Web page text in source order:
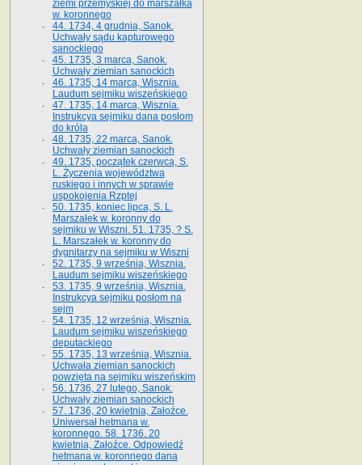
ziemi przemyskiej do marszałka
w. koronnego
44. 1734, 4 grudnia, Sanok.
Uchwały sądu kapturowego
sanockiego
45. 1735, 3 marca, Sanok.
Uchwały ziemian sanockich
46. 1735, 14 marca, Wisznia.
Laudum sejmiku wiszeńskiego
47. 1735, 14 marca, Wisznia.
Instrukcya sejmiku dana posłom
do króla
48. 1735, 22 marca, Sanok.
Uchwały ziemian sanockich
49. 1735, początek czerwca, S.
L. Życzenia województwa
ruskiego i innych w sprawie
uspokojenia Rzptej
50. 1735, koniec lipca, S. L.
Marszałek w. koronny do
sejmiku w Wiszni. 51. 1735, ? S.
L. Marszałek w. koronny do
dygnitarzy na sejmiku w Wiszni
52. 1735, 9 września, Wisznia.
Laudum sejmiku wiszeńskiego
53. 1735, 9 września, Wisznia.
Instrukcya sejmiku posłom na
sejm
54. 1735, 12 września, Wisznia.
Laudum sejmiku wiszeńskiego
deputackiego
55. 1735, 13 września, Wisznia.
Uchwała ziemian sanockich
powzięta na sejmiku wiszeńskim
56. 1736, 27 lutego, Sanok.
Uchwały ziemian sanockich
57. 1736, 20 kwietnia, Załoźce.
Uniwersał hetmana w.
koronnego. 58. 1736. 20
kwietnia, Załoźce. Odpowiedź
hetmana w. koronnego dana